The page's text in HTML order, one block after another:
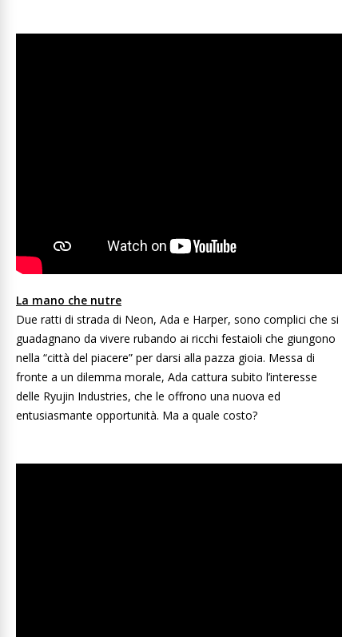
La mano che nutre
Due ratti di strada di Neon, Ada e Harper, sono complici che si
guadagnano da vivere rubando ai ricchi festaioli che giungono
nella “città del piacere” per darsi alla pazza gioia. Messa di
fronte a un dilemma morale, Ada cattura subito l’interesse
delle Ryujin Industries, che le offrono una nuova ed
entusiasmante opportunità. Ma a quale costo?